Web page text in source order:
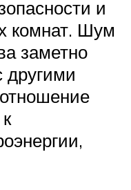
и
комнат. Шум
заметно
другими